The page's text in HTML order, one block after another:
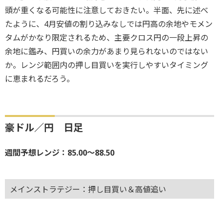
頭が重くなる可能性に注意しておきたい。半面、先に述べ
たように、4月安値の割り込みなしでは円高の余地やモメン
タムがかなり限定されるため、主要クロス円の一段上昇の
余地に鑑み、円買いの余力があまり見られないのではない
か。レンジ範囲内の押し目買いを実行しやすいタイミング
に恵まれるだろう。
豪ドル／円 日足
週間予想レンジ：85.00～88.50
メインストラテジー：押し目買い＆高値追い